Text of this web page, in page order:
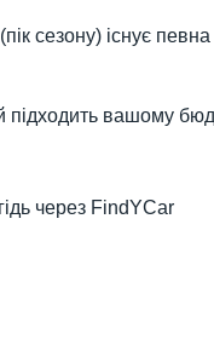
сезону) існує
підходить вашому
через FindYCar